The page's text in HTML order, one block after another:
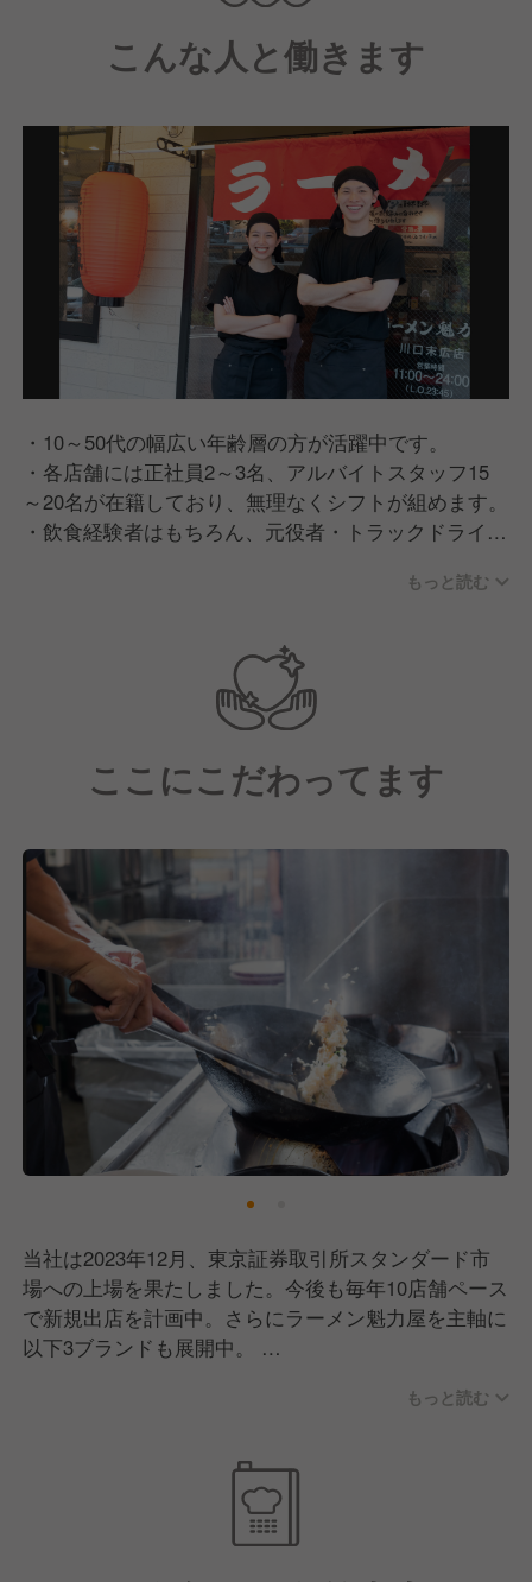
こんな人と働きます
・10～50代の幅広い年齢層の方が活躍中です。
・各店舗には正社員2～3名、アルバイトスタッフ15
～20名が在籍しており、無理なくシフトが組めます。
・飲食経験者はもちろん、元役者・トラックドライバ
・20代店長、30代部長も多く活躍しています。もっと読む
ここにこだわってます
当社は2023年12月、東京証券取引所スタンダード市
場への上場を果たしました。今後も毎年10店舗ペース
で新規出店を計画中。さらにラーメン魁力屋を主軸に
以下3ブランドも展開中。
た。もちろん、魁力屋も例外ではありません。それで
も多くのお客さまが変わらず足を運んでくださったの
は、ずっと接客にこだわってきた成果だと思っていま
もっと読む